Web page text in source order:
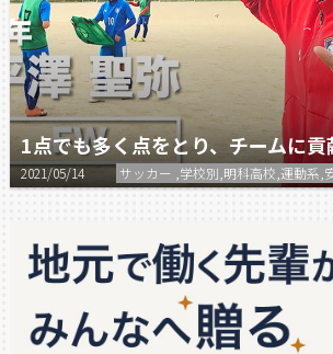
1点でも多く点をとり、チームに
2021/05/14 サッカー ,学校別,明科高校,運動系,